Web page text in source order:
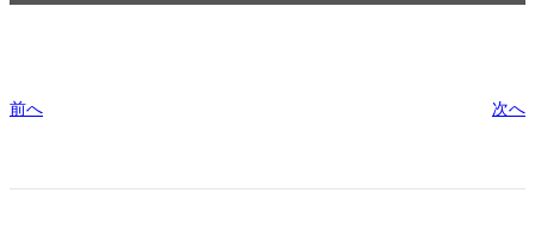
前へ 次へ